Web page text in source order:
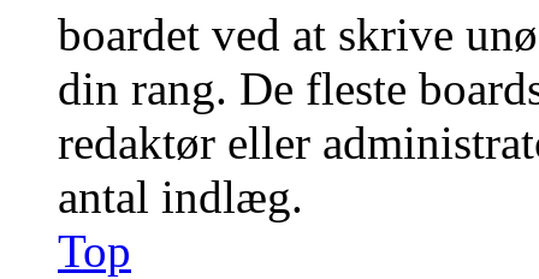
boardet ved at skrive
din rang. De fleste
redaktør eller
antal indlæg.
Top